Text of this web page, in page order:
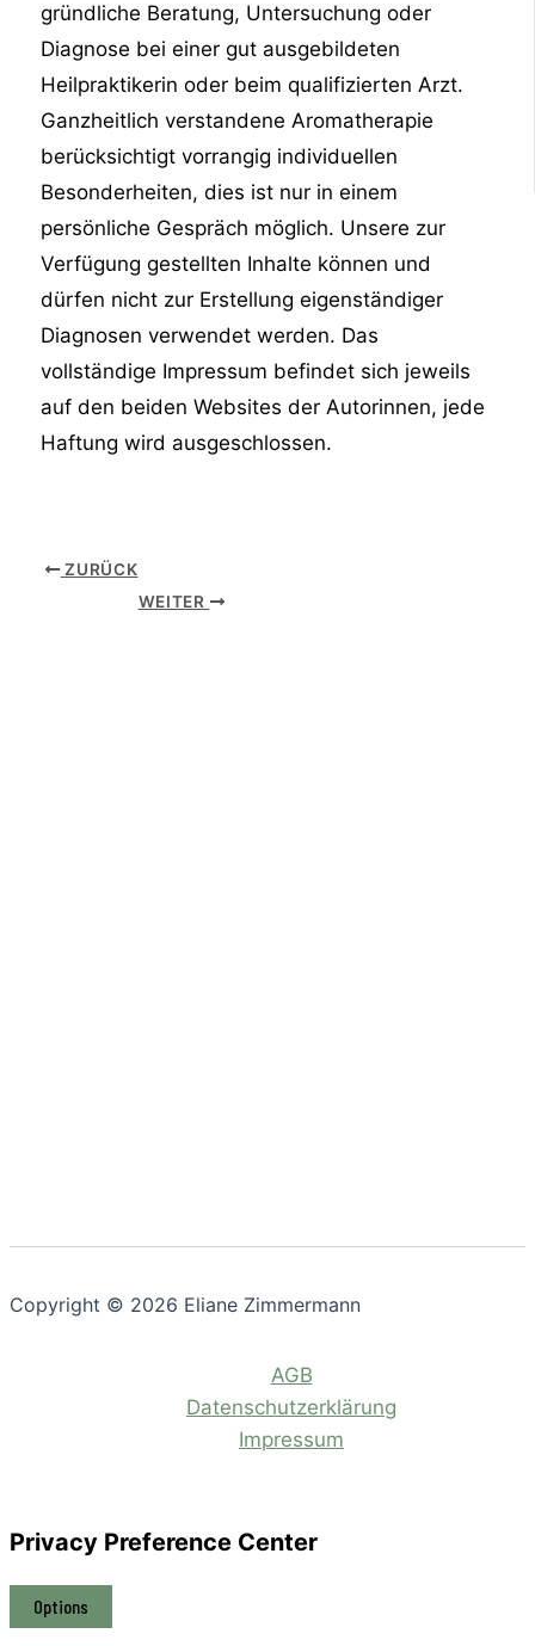
gründliche Beratung, Untersuchung oder
Diagnose bei einer gut ausgebildeten
Heilpraktikerin oder beim qualifizierten Arzt.
Ganzheitlich verstandene Aromatherapie
berücksichtigt vorrangig individuellen
Besonderheiten, dies ist nur in einem
persönliche Gespräch möglich. Unsere zur
Verfügung gestellten Inhalte können und
dürfen nicht zur Erstellung eigenständiger
Diagnosen verwendet werden. Das
vollständige Impressum befindet sich jeweils
auf den beiden Websites der Autorinnen, jede
Haftung wird ausgeschlossen.
ZURÜCK
WEITER
Copyright © 2026 Eliane Zimmermann
AGB
Datenschutzerklärung
Impressum
Privacy Preference Center
Options